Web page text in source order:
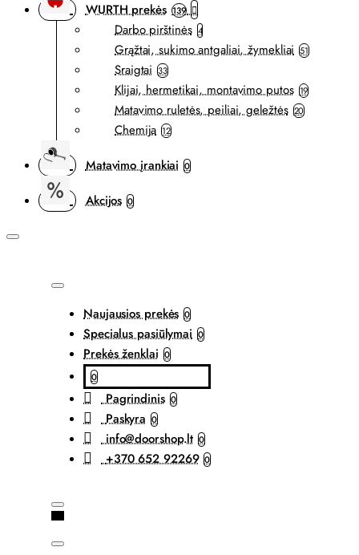
WURTH prekės 139
Darbo pirštinės 4
Grąžtai, sukimo antgaliai, žymekliai 51
Sraigtai 33
Klijai, hermetikai, montavimo putos 19
Matavimo ruletės, peiliai, geležtės 20
Chemija 12
Matavimo įrankiai 0
Akcijos 0
Naujausios prekės 0
Specialus pasiūlymai 0
Prekės ženklai 0
0
Pagrindinis 0
Paskyra 0
info@doorshop.lt 0
+370 652 92269 0